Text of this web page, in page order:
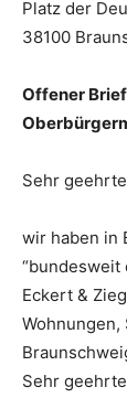
Platz der
38100
Offener
Sehr
wir haben in
“bundesweit
Eckert &
Sehr